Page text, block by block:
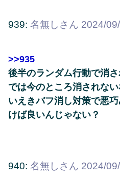
939: 名無しさん 2024/
>>935
後半のランダム行動で消
では今のところ消されな
いえきバフ消し対策で悪
けば良いんじゃない？
940: 名無しさん 2024/